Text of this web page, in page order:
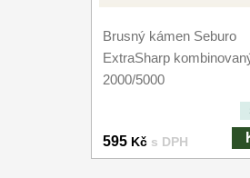
Brusný kámen Seburo
ExtraSharp
2000/5000
595 Kč s DPH